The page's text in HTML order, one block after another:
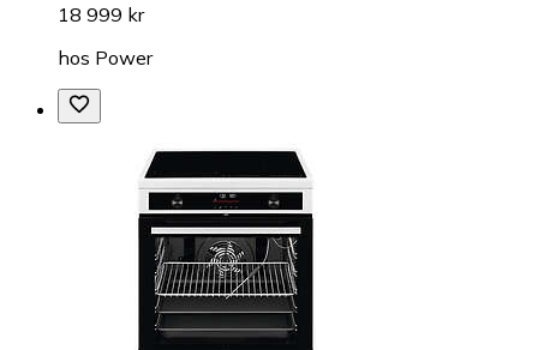
18 999 kr
hos Power